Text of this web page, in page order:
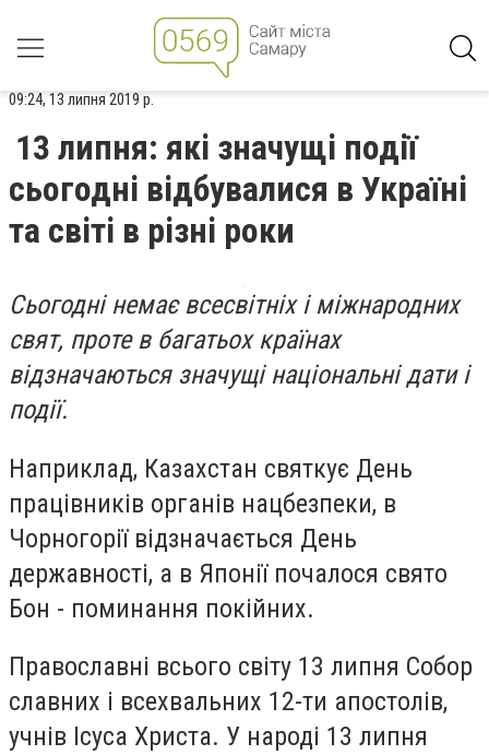
09:24, 13 липня 2019 р.
13 липня: які значущі події
сьогодні відбувалися в Україні
та світі в різні роки
Сьогодні немає всесвітніх і міжнародних
свят, проте в багатьох країнах
відзначаються значущі національні дати і
події.
Наприклад, Казахстан святкує День
працівників органів нацбезпеки, в
Чорногорії відзначається День
державності, а в Японії почалося свято
Бон - поминання покійних.
Православні всього світу 13 липня Собор
славних і всехвальних 12-ти апостолів,
учнів Ісуса Христа. У народі 13 липня